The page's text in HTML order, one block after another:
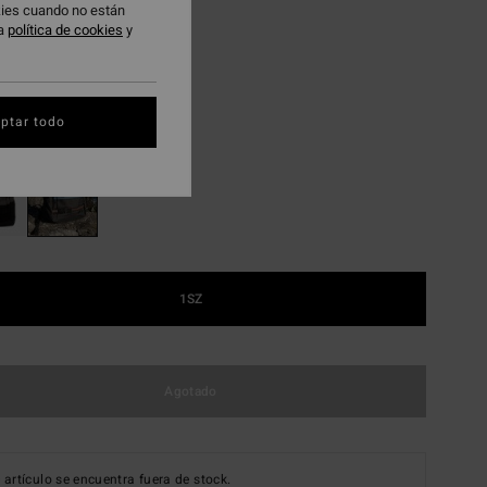
Teal
1SZ
artículo se encuentra fuera de stock.
cuando no están
política de cookies y
todo